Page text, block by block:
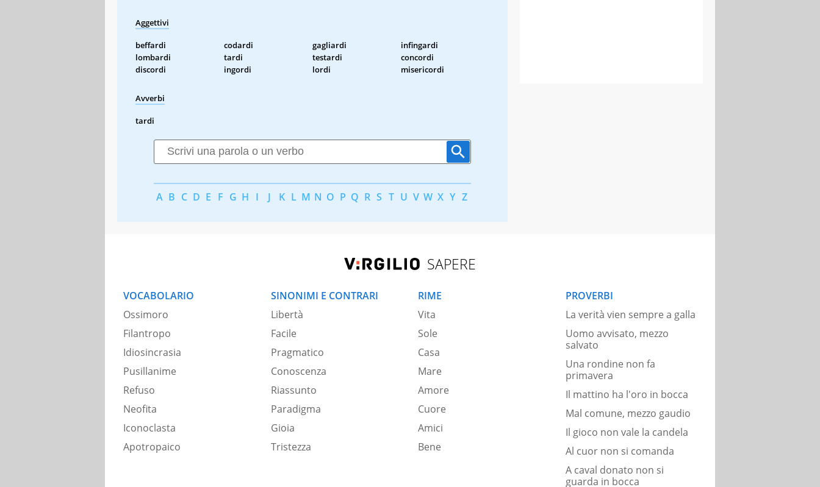
Aggettivi
beffardi codardi gagliardi
infingardi
lombardi
tardi testardi
concordi
discordi
ingordi lordi misericordi
Avverbi
tardi
A B C D E F G H I J K L M N O P Q R S T U V W X Y Z
SAPERE
VOCABOLARIO
Ossimoro
Filantropo
Idiosincrasia
Pusillanime
Refuso
Neofita
Iconoclasta
Apotropaico
SINONIMI E CONTRARI
Libertà
Facile
Pragmatico
Conoscenza
Riassunto
Paradigma
Gioia
Tristezza
RIME
Vita
Sole
Casa
Mare
Amore
Cuore
Amici
Bene
PROVERBI
La verità vien sempre a galla
Uomo avvisato, mezzo
salvato
Una rondine non fa
primavera
Il mattino ha l'oro in bocca
Mal comune, mezzo gaudio
Il gioco non vale la candela
Al cuor non si comanda
A caval donato non si
guarda in bocca